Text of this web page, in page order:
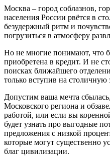
Москва – город соблазнов,
населения России рвётся в
безудержный ритм и
погрузиться в атмосферу
Но не многие понимают, что
приобретена в кредит. И не
поисках ближайшего
только вступив на столичную
Допустим ваша мечта
Московского региона и
работой, или если вы
будет узнать про выгодные
предложения с низкой
которые могут существенно
благ цивилизации.